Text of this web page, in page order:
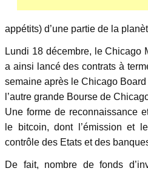
appétits) d’une partie de la
Lundi 18 décembre, le Chicago
a ainsi lancé des contrats à
semaine après le Chicago
l’autre grande Bourse de
Une forme de reconnaissance
le bitcoin, dont l’émission et
contrôle des Etats et des
De fait, nombre de fonds